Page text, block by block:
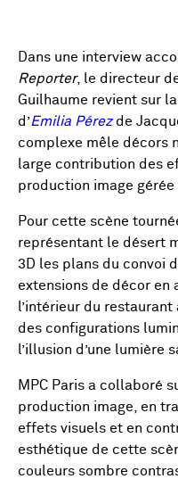
Dans une interview
Reporter, le directeur
Guilhaume revient sur
d’Emilia Pérezde
complexe mêle décors
large contribution des
production image gérée
Pour cette scène
représentant le désert
3D les plans du convoi
extensions de décor en
l’intérieur du
des configurations
l’illusion d’une lumière
MPC Paris a collaboré
production image, en
effets visuels et en
esthétique de cette
couleurs sombre